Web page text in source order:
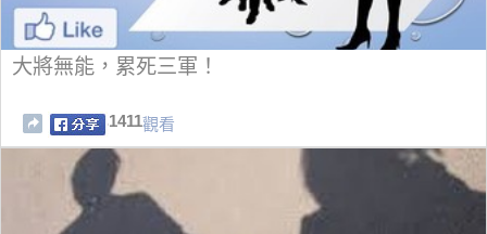
大將無能，累死三軍！
1411觀看